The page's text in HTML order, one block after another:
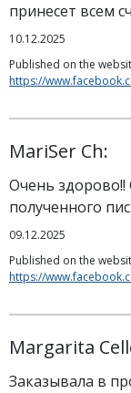
принесет всем
10.12.2025
Published on the
https://
MariSer Ch:
Очень здорово!!
полученного
09.12.2025
Published on the
https://
Margarita
Заказывала в